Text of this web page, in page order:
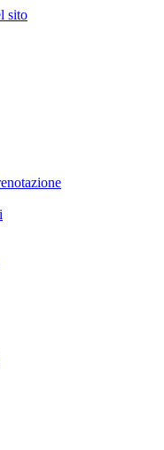
sito